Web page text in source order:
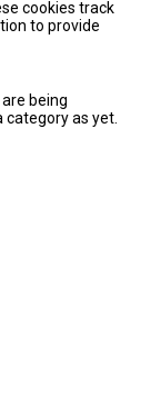
cookies track
to provide
being
category as yet.